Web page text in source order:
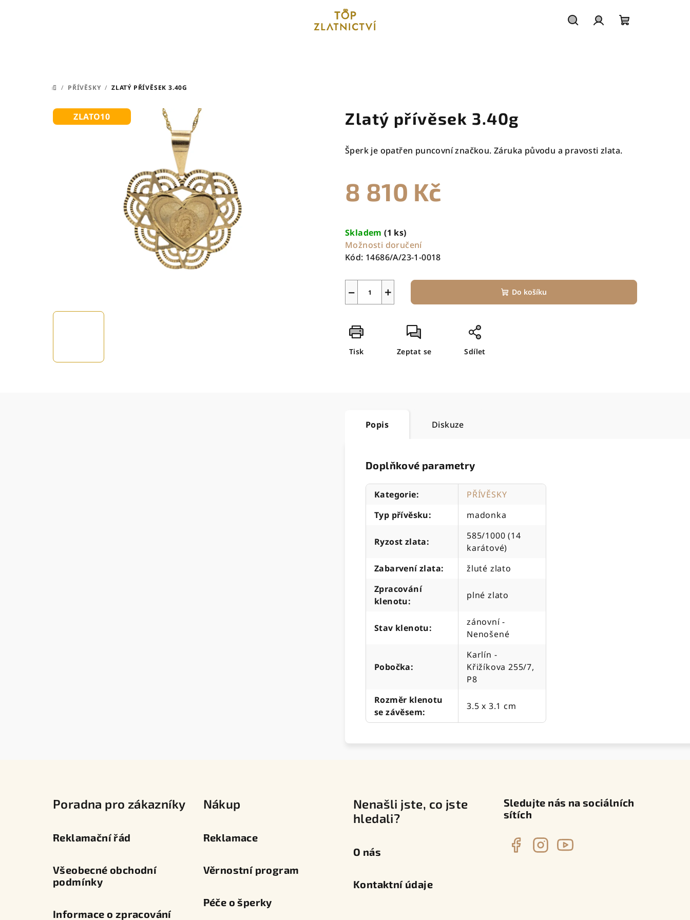
DOMŮ
/ PŘÍVĚSKY / ZLATÝ PŘÍVĚSEK 3.40G
Zlatý přívěsek 3.40g
Šperk je opatřen puncovní značkou. Záruka původu a pravosti zlata.
8 810 Kč
cena:
Skladem(1 ks)
Možnosti doručení
Kód: 14686/A/23-1-0018
+
− Do košíku
Tisk Zeptat se Sdílet
ZLATO10
Popis Diskuze
Doplňkové parametry
Kategorie:
PŘÍVĚSKY
Typ přívěsku: madonka
Ryzost zlata:
585/1000 (14
karátové)
Zabarvení zlata:
žluté zlato
Zpracování
klenotu:
plné zlato
Stav klenotu:
zánovní -
Nenošené
Pobočka:
Karlín -
Křižíkova 255/7,
P8
Rozměr klenotu
se závěsem:
3.5 x 3.1 cm
Poradna pro zákazníky
Reklamační řád
Všeobecné obchodní
podmínky
Informace o zpracování
Nákup
Reklamace
Věrnostní program
Péče o šperky
Nenašli jste, co jste
hledali?
O nás
Kontaktní údaje
Sledujte nás na sociálních
sítích